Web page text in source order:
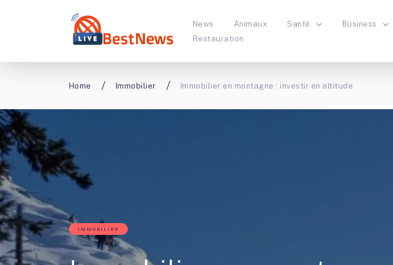
News Animaux Santé Business
Restauration
Home Immobilier Immobilier en montagne : investir en altitude
IMMOBILIER